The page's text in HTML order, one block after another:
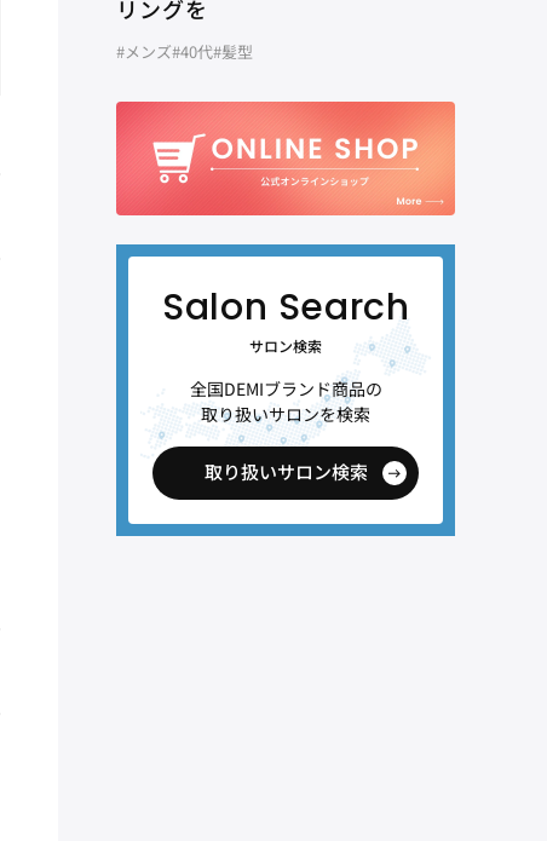
リングを
#メンズ#40代#髪型
サロン検索
全国DEMIブランド商品の
取り扱いサロンを検索
取り扱いサロン検索